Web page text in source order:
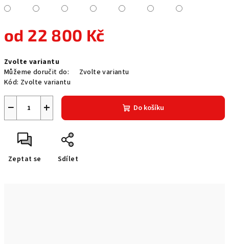
od 22 800 Kč
cena:
Zvolte variantu
Můžeme doručit do:
Zvolte variantu
Kód: Zvolte variantu
+
− Do košíku
Zeptat se Sdílet